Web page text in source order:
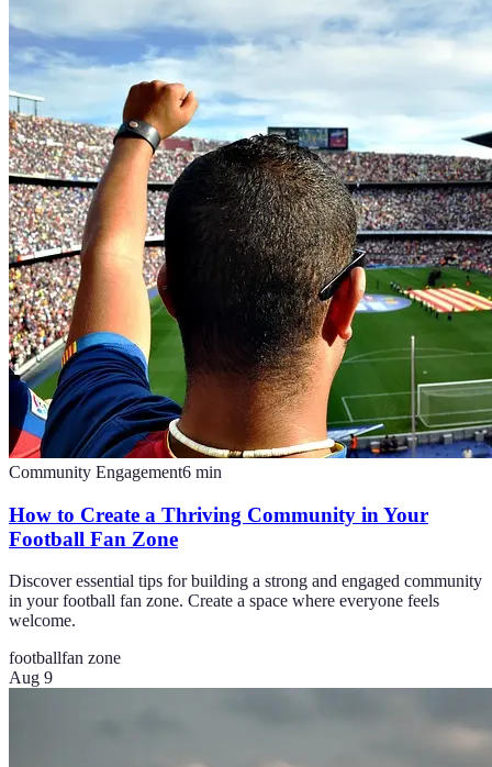
Community Engagement6 min
How to Create a Thriving Community in Your
Football Fan Zone
Discover essential tips for building a strong and engaged community
in your football fan zone. Create a space where everyone feels
welcome.
footballfan zone
Aug 9